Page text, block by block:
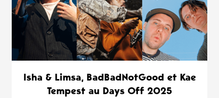
Isha & Limsa, BadBadNotGood et Kae
Tempest au Days Off 2025